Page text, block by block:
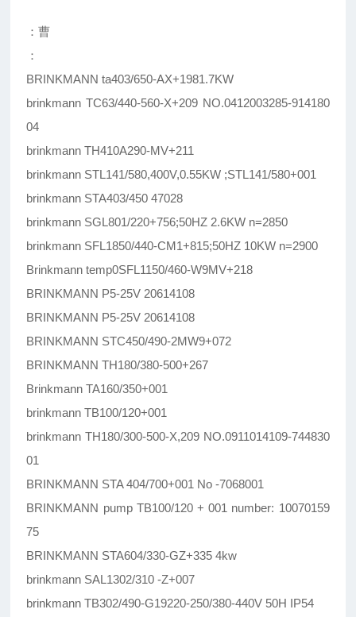
：曹
：
BRINKMANN ta403/650-AX+1981.7KW
brinkmann TC63/440-560-X+209 NO.0412003285-914180
04
brinkmann TH410A290-MV+211
brinkmann STL141/580,400V,0.55KW ;STL141/580+001
brinkmann STA403/450 47028
brinkmann SGL801/220+756;50HZ 2.6KW n=2850
brinkmann SFL1850/440-CM1+815;50HZ 10KW n=2900
Brinkmann temp0SFL1150/460-W9MV+218
BRINKMANN P5-25V 20614108
BRINKMANN P5-25V 20614108
BRINKMANN STC450/490-2MW9+072
BRINKMANN TH180/380-500+267
Brinkmann TA160/350+001
brinkmann TB100/120+001
brinkmann TH180/300-500-X,209 NO.0911014109-744830
01
BRINKMANN STA 404/700+001 No -7068001
BRINKMANN pump TB100/120 + 001 number: 10070159
75
BRINKMANN STA604/330-GZ+335 4kw
brinkmann SAL1302/310 -Z+007
brinkmann TB302/490-G19220-250/380-440V 50H IP54